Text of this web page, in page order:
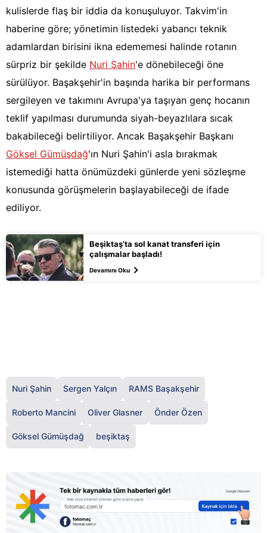
kulislerde flaş bir iddia da konuşuluyor. Takvim'in
haberine göre; yönetimin listedeki yabancı teknik
adamlardan birisini ikna edememesi halinde rotanın
sürpriz bir şekilde Nuri Şahin'e dönebileceği öne
sürülüyor. Başakşehir'in başında harika bir performans
sergileyen ve takımını Avrupa'ya taşıyan genç hocanın
teklif yapılması durumunda siyah-beyazlılara sıcak
bakabileceği belirtiliyor. Ancak Başakşehir Başkanı
Göksel Gümüşdağ'ın Nuri Şahin'i asla bırakmak
istemediği hatta önümüzdeki günlerde yeni sözleşme
konusunda görüşmelerin başlayabileceği de ifade
ediliyor.
Beşiktaş'ta sol kanat transferi için
çalışmalar başladı!
Devamını Oku
Nuri Şahin Sergen Yalçın RAMS Başakşehir
Roberto Mancini Oliver Glasner Önder Özen
Göksel Gümüşdağ beşiktaş